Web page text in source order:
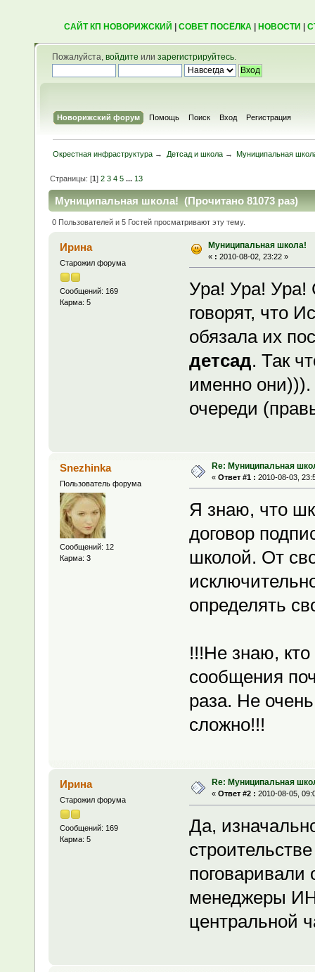
САЙТ КП НОВОРИЖСКИЙ СОВЕТ ПОСЁЛКА| НОВОСТИ
Пожалуйста, войдите или зарегистрируйтесь.
Новорижский форум Помощь Поиск Вход Регистрация
Окрестная инфраструктура → Детсад и школа→ Муниципальная
Страницы: [1]2 3 4 5 ...13
Муниципальная школа! (Прочитано 81073 раз)
0 Пользователей и 5 Гостей просматривают эту тему.
Ирина
Старожил форума
Сообщений: 169
Карма: 5
Муниципальная школа!
« : 2010-08-02, 23:22 »
Ура! Ура!
говорят, что
обязала их
детсад. Так
именно они))).
очереди
Snezhinka
Пользователь форума
Сообщений: 12
Карма: 3
Re: Муниципальная
« Ответ #1 : 2010-08-03,
Я знаю, что
договор
школой. От
определять
!!!Не знаю,
сообщения
раза. Не
сложно!!!
Ирина
Старожил форума
Сообщений: 169
Карма: 5
Re: Муниципальная
« Ответ #2 : 2010-08-05,
Да,
поговаривали
менеджеры
центральной